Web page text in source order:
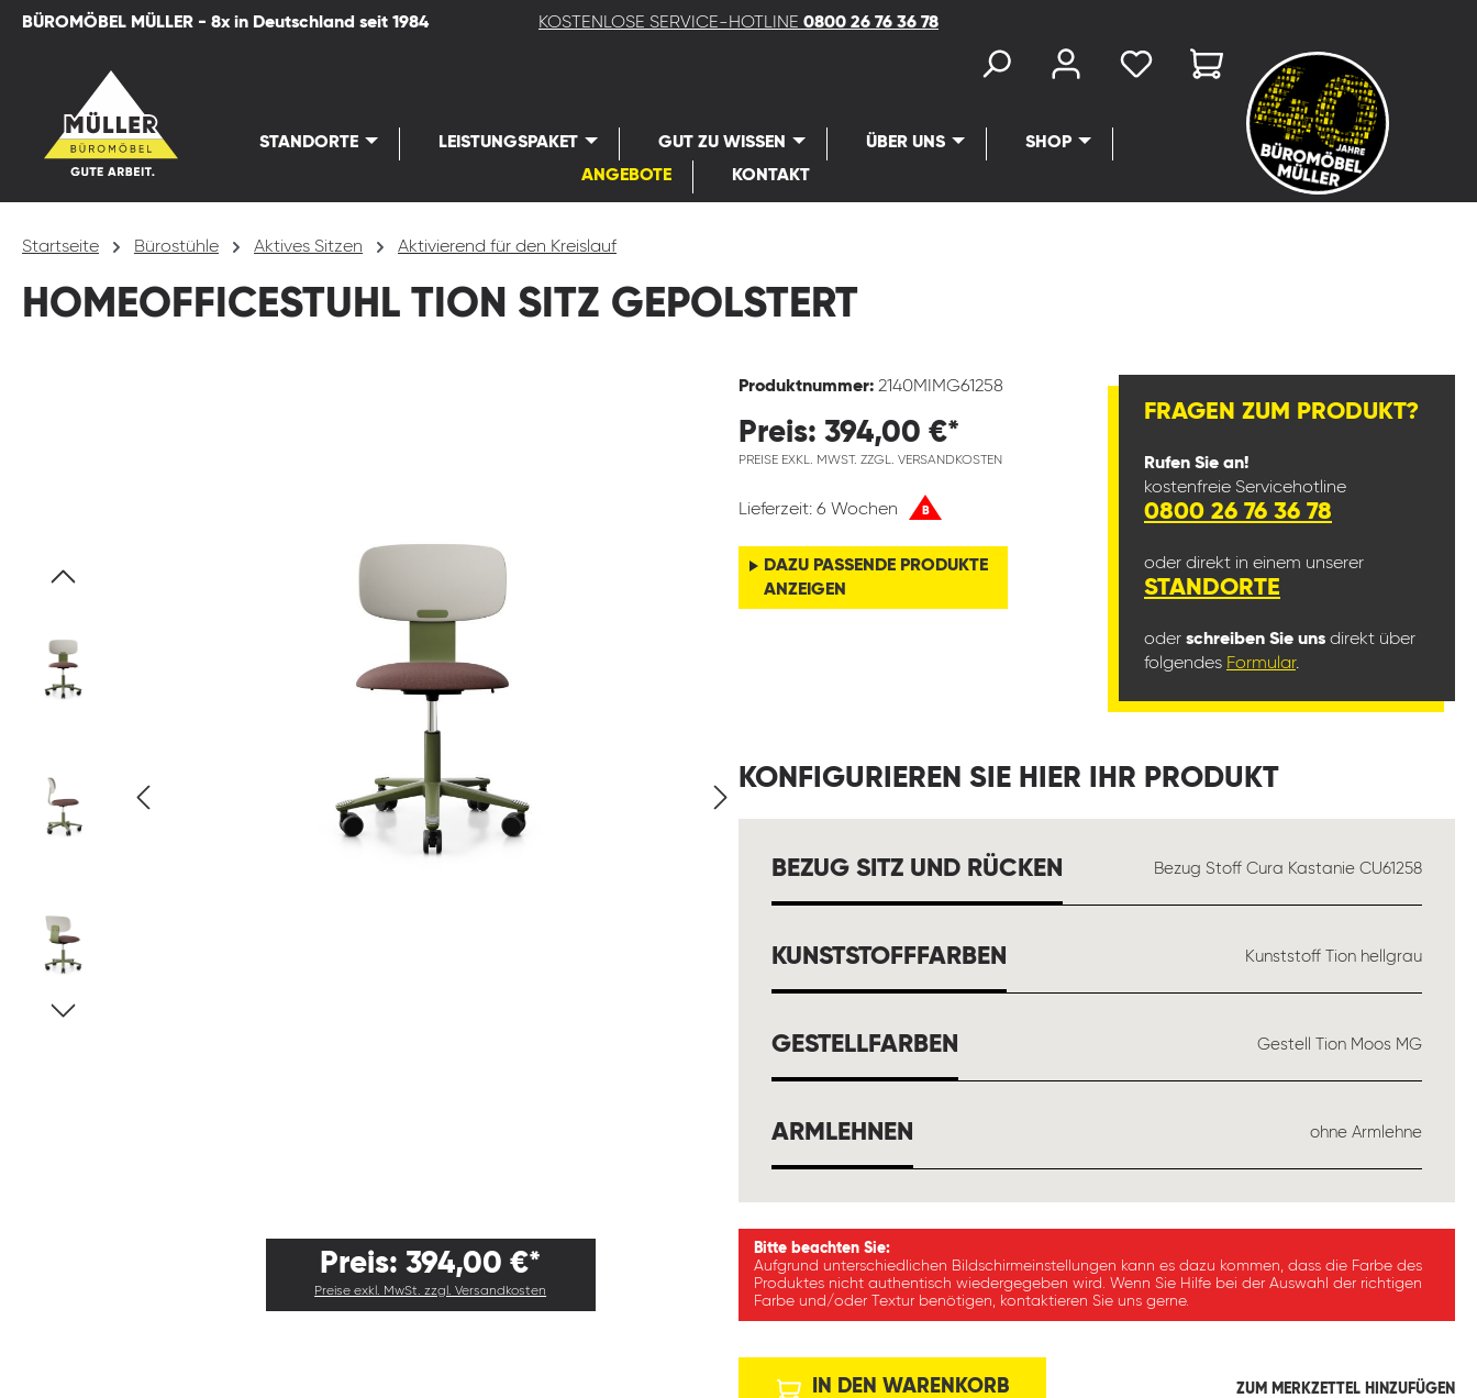
Zur Hauptnavigation springen
BÜROMÖBEL MÜLLER - 8x in Deutschland seit 1984 KOSTENLOSE SERVICE-HOTLINE 0800 26 76 36 78
STANDORTE LEISTUNGSPAKET GUT ZU WISSEN ÜBER UNS
SHOP
ANGEBOTE
KONTAKT
Startseite Bürostühle Aktives Sitzen Aktivierend für den Kreislauf
HOMEOFFICESTUHL TION SITZ GEPOLSTERT
Preis: 394,00 €*
Preise exkl. MwSt. zzgl. Versandkosten
Produktnummer: 2140MIMG61258
Preis: 394,00 €*
PREISE EXKL. MWST. ZZGL. VERSANDKOSTEN
Lieferzeit: 6 Wochen B
DAZU PASSENDE PRODUKTE
ANZEIGEN
FRAGEN ZUM PRODUKT?
Rufen Sie an!
kostenfreie Servicehotline
0800 26 76 36 78
oder direkt in einem unserer
STANDORTE
oder schreiben Sie uns direkt über
folgendes Formular.
KONFIGURIEREN SIE HIER IHR PRODUKT
BEZUG SITZ UND RÜCKEN AUSWÄHLENBezug Stoff Cura Kastanie CU61258
KUNSTSTOFFFARBEN Kunststoff Tion hellgrau
GESTELLFARBEN Gestell Tion Moos MG
ARMLEHNEN ohne Armlehne
Bitte beachten Sie:
Aufgrund unterschiedlichen Bildschirmeinstellungen kann es dazu kommen, dass die Farbe des
Produktes nicht authentisch wiedergegeben wird. Wenn Sie Hilfe bei der Auswahl der richtigen
Farbe und/oder Textur benötigen, kontaktieren Sie uns gerne.
IN DEN WARENKORB ZUM MERKZETTEL HINZUFÜGEN